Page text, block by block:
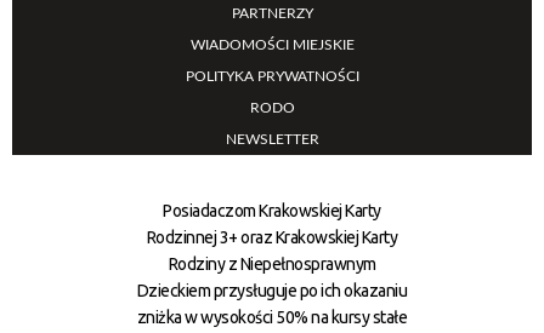
PARTNERZY
WIADOMOŚCI MIEJSKIE
POLITYKA PRYWATNOŚCI
RODO
NEWSLETTER
Posiadaczom Krakowskiej Karty
Rodzinnej 3+ oraz Krakowskiej Karty
Rodziny z Niepełnosprawnym
Dzieckiem przysługuje po ich okazaniu
zniżka w wysokości 50% na kursy stałe